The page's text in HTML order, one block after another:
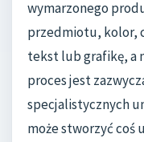
wymarzonego
przedmiotu, kolor,
tekst lub grafikę, a
proces jest
specjalistycznych
może stworzyć coś